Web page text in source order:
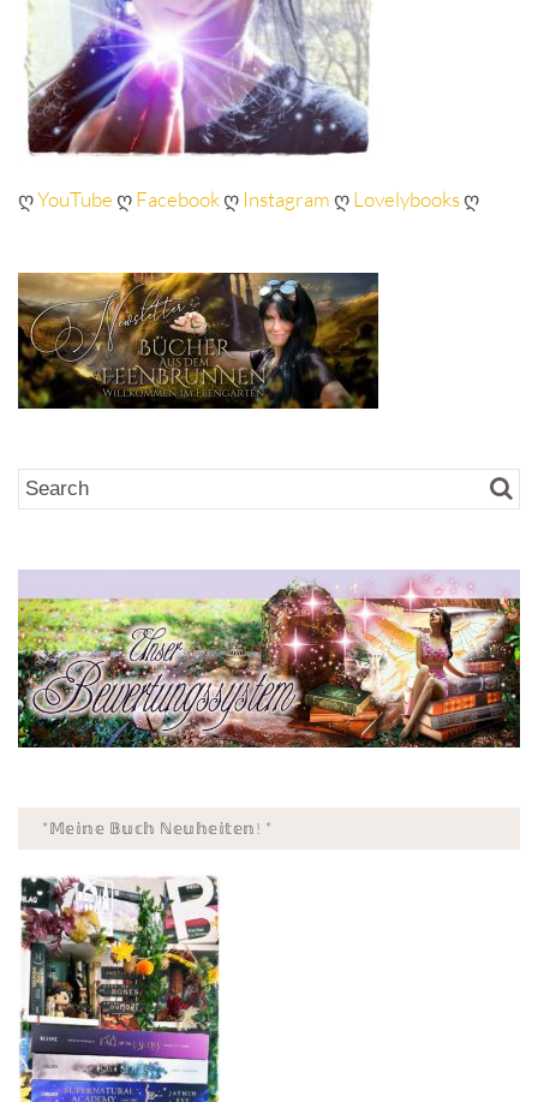
ღYouTubeღFacebookღ InstagramღLovelybooksღ
*𝕄𝕖𝕚𝕟𝕖 𝔹𝕦𝕔𝕙 ℕ𝕖𝕦𝕙𝕖𝕚𝕥𝕖𝕟! *